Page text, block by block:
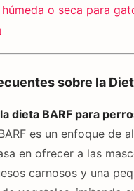
o seca para
sobre la
dieta BARF para
es un enfoque de
en ofrecer a las
carnosos y una